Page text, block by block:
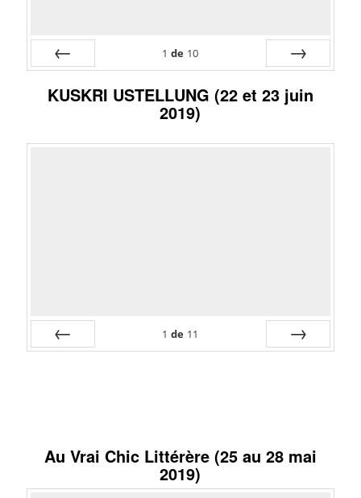
1 de 10
KUSKRI USTELLUNG (22 et 23 juin
2019)
1 de 11
Au Vrai Chic Littérère (25 au 28 mai
2019)